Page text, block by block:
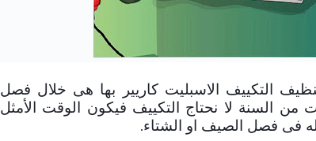
التكييف الاسبليت كاريير بها هى خلال فصل
من السنة لا نحتاج التكييف فيكون الوقت الأمثل
فى فصل الصيف او الشتاء.